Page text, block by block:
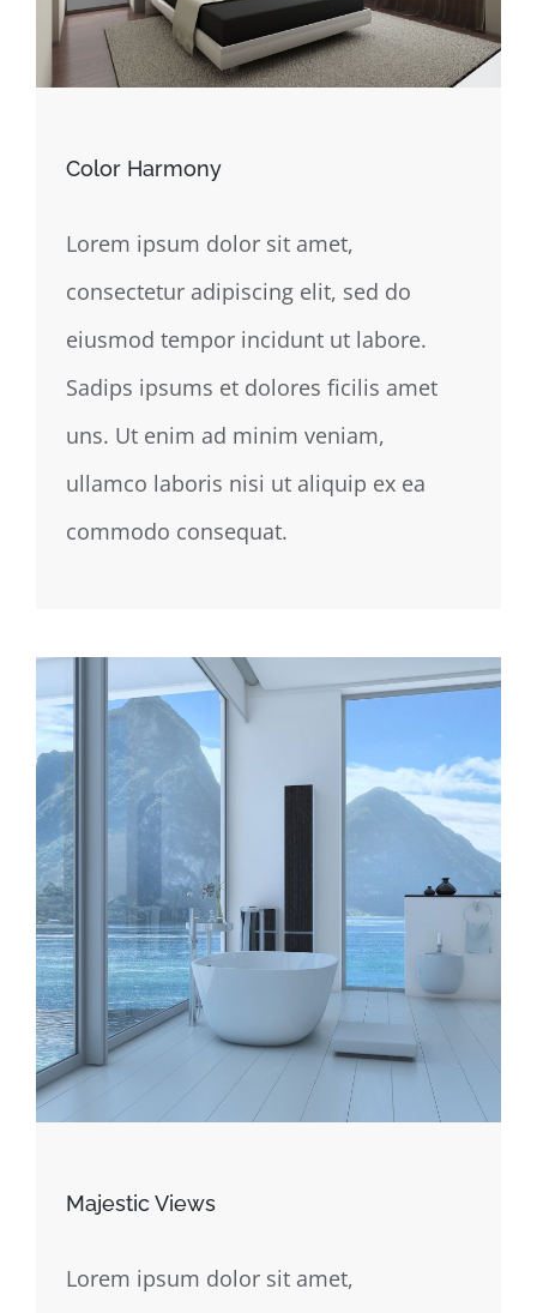
Color Harmony
Lorem ipsum dolor sit amet,
consectetur adipiscing elit, sed do
eiusmod tempor incidunt ut labore.
Sadips ipsums et dolores ficilis amet
uns. Ut enim ad minim veniam,
ullamco laboris nisi ut aliquip ex ea
commodo consequat.
Majestic Views
Lorem ipsum dolor sit amet,